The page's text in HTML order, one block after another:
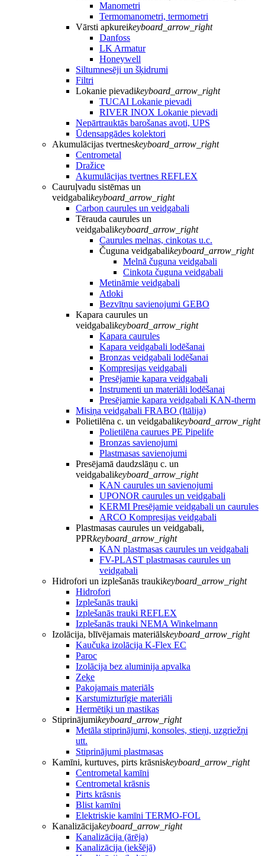
Manometri
Termomanometri, termometri
Vārsti apkureikeyboard_arrow_right
Danfoss
LK Armatur
Honeywell
Siltumnesēji un šķidrumi
Filtri
Lokanie pievadikeyboard_arrow_right
TUCAI Lokanie pievadi
RIVER INOX Lokanie pievadi
Nepārtrauktās barošanas avoti, UPS
Ūdensapgādes kolektori
Akumulācijas tvertneskeyboard_arrow_right
Centrometal
Dražice
Akumulācijas tvertnes REFLEX
Cauruļvadu sistēmas un
veidgabalikeyboard_arrow_right
Carbon caurules un veidgabali
Tērauda caurules un
veidgabalikeyboard_arrow_right
Caurules melnas, cinkotas u.c.
Čuguna veidgabalikeyboard_arrow_right
Melnā čuguna veidgabali
Cinkota čuguna veidgabali
Metināmie veidgabali
Atloki
Bezvītņu savienojumi GEBO
Kapara caurules un
veidgabalikeyboard_arrow_right
Kapara caurules
Kapara veidgabali lodēšanai
Bronzas veidgabali lodēšanai
Kompresijas veidgabali
Presējamie kapara veidgabali
Instrumenti un materiāli lodēšanai
Presējamie kapara veidgabali KAN-therm
Misiņa veidgabali FRABO (Itālija)
Polietilēna c. un veidgabalikeyboard_arrow_right
Polietilēna caurues PE Pipelife
Bronzas savienojumi
Plastmasas savienojumi
Presējamā daudzslāņu c. un
veidgabalikeyboard_arrow_right
KAN caurules un savienojumi
UPONOR caurules un veidgabali
KERMI Presējamie veidgabali un caurules
ARCO Kompresijas veidgabali
Plastmasas caurules un veidgabali,
PPRkeyboard_arrow_right
KAN plastmasas caurules un veidgabali
FV-PLAST plastmasas caurules un
veidgabali
Hidrofori un izplešanās traukikeyboard_arrow_right
Hidrofori
Izplešanās trauki
Izplešanās trauki REFLEX
Izplešanās trauki NEMA Winkelmann
Izolācija, blīvējamais materiālskeyboard_arrow_right
Kaučuka izolācija K-Flex EC
Paroc
Izolācija bez aluminija apvalka
Zeķe
Pakojamais materiāls
Karstumizturīgie materiāli
Hermētiķi un mastikas
Stiprinājumikeyboard_arrow_right
Metāla stiprinājumi, konsoles, stieņi, uzgriežņi
utt.
Stiprinājumi plastmasas
Kamīni, kurtuves, pirts krāsniskeyboard_arrow_right
Centrometal kamīni
Centrometal krāsnis
Pirts krāsnis
Blist kamīni
Elektriskie kamīni TERMO-FOL
Kanalizācijakeyboard_arrow_right
Kanalizācija (ārēja)
Kanalizācija (iekšējā)